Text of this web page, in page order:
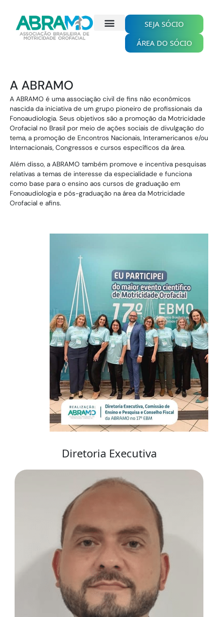
conteúdo
SEJA SÓCIO
ÁREA DO SÓCIO
A ABRAMO
A ABRAMO é uma associação civil de fins não econômicos
nascida da iniciativa de um grupo pioneiro de profissionais da
Fonoaudiologia. Seus objetivos são a promoção da Motricidade
Orofacial no Brasil por meio de ações sociais de divulgação do
tema, a promoção de Encontros Nacionais, Interamericanos e/ou
Internacionais, Congressos e cursos específicos da área.
Além disso, a ABRAMO também promove e incentiva pesquisas
relativas a temas de interesse da especialidade e funciona
como base para o ensino aos cursos de graduação em
Fonoaudiologia e pós-graduação na área da Motricidade
Orofacial e afins.
Diretoria Executiva